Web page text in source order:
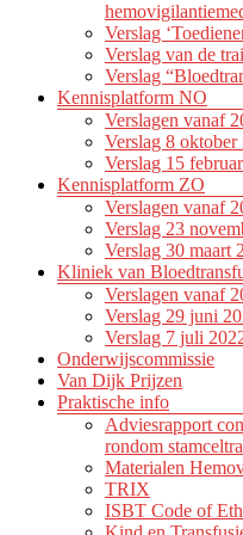
Verslag
Verslag van de
Verslag
Kennisplatform NO
Verslagen vanaf
Verslag 8 oktober
Verslag 15
Kennisplatform ZO
Verslagen vanaf
Verslag 23
Verslag 30 maart
Kliniek van
Verslagen vanaf
Verslag 29 juni
Verslag 7 juli
Onderwijscommissie
Van Dijk Prijzen
Praktische info
Adviesrapport
rondom
Materialen
TRIX
ISBT Code of